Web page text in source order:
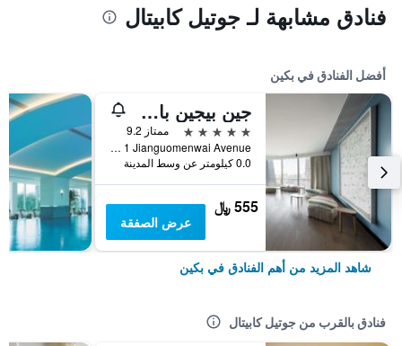
فنادق مشابهة لـ جوتيل كابيتال
أفضل الفنادق في بكين
جين بيجين باي شانغريلا
5 نجوم
ممتاز 9.2
No 1 Jianguomenwai Avenue, بكين, الصين
0.0 كيلومتر عن وسط المدينة
555 ﷼
عرض الصفقة
شاهد المزيد من أهم الفنادق في بكين
فنادق بالقرب من جوتيل كابيتال